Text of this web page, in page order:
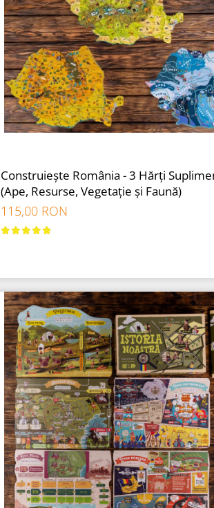
Construiește România - 3 Hărți
(Ape, Resurse, Vegetație și Faună)
115,00 RON